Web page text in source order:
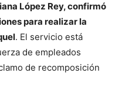
López Rey, confirmó
para realizar la
. El servicio está
de empleados
de recomposición